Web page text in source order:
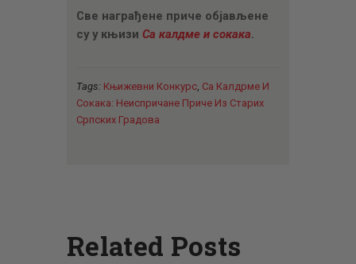
Све награђене приче објављене
су у књизи Са калдме и сокака.
Tags: Књижевни Конкурс, Са Калдрме И
Сокака: Неиспричане Приче Из Старих
Српских Градова
Related Posts